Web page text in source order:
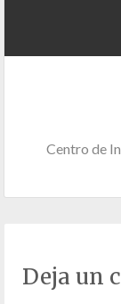
Centro de
Deja un